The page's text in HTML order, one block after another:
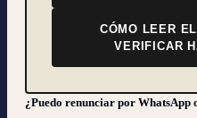
CÓMO LEER
VERIFICAR
¿Puedo renunciar por WhatsApp